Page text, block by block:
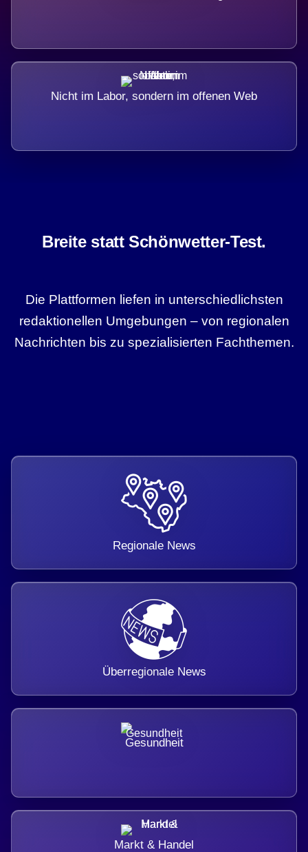
Nicht im Labor, sondern im offenen Web
Breite statt Schönwetter-Test.
Die Plattformen liefen in unterschiedlichsten
redaktionellen Umgebungen – von regionalen
Nachrichten bis zu spezialisierten Fachthemen.
Regionale News
Überregionale News
Gesundheit
Markt & Handel